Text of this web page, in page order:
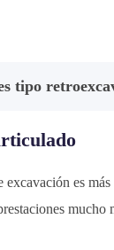
tipo
excavación es
mucho